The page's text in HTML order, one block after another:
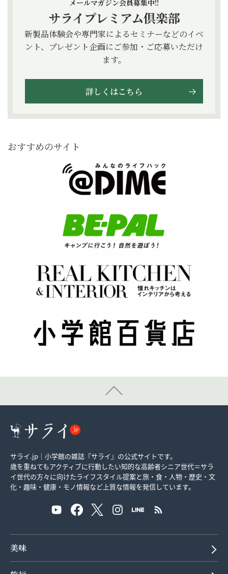
メールマガジン会員募集中!!
サライプレミアム倶楽部
新製品体験会や専門家によるセミナーなどのイベ
ント、プレゼント企画にご参加・ご応募いただけ
ます。
詳しくはこちら
おすすめのサイト
サライ.jp｜小学館の雑誌『サライ』の公式サイトです。
歳を重ねてもアクティブに行動したい知的な高齢者シニア世代＝サラ
イ世代の方々に向けたライフスタイル提案と旅・食・人物・歴史・文
化・趣味・健康・モノ情報など上質な情報を発信しています。
美味